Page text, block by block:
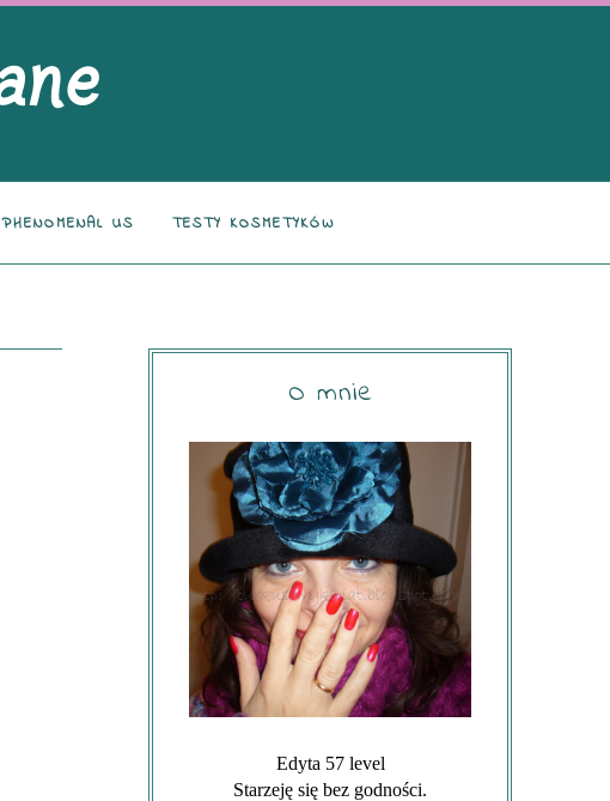
PHENOMENAL US TESTY KOSMETYKÓW
O mnie
Edyta 57 level
Starzeję się bez godności.